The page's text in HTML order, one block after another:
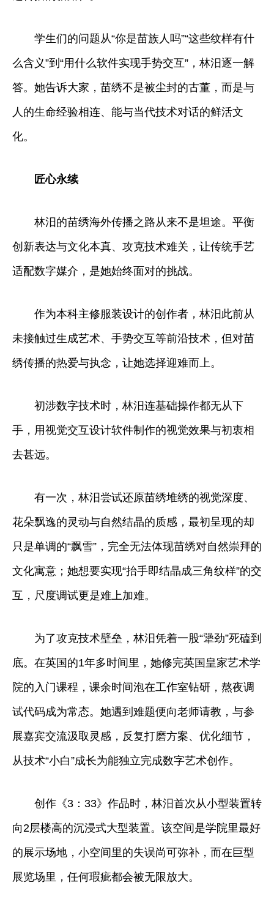
学生们的问题从“你是苗族人吗”“这些纹样有什
么含义”到“用什么软件实现手势交互”，林汨逐一解
答。她告诉大家，苗绣不是被尘封的古董，而是与
人的生命经验相连、能与当代技术对话的鲜活文
化。
匠心永续
林汨的苗绣海外传播之路从来不是坦途。平衡
创新表达与文化本真、攻克技术难关，让传统手艺
适配数字媒介，是她始终面对的挑战。
作为本科主修服装设计的创作者，林汨此前从
未接触过生成艺术、手势交互等前沿技术，但对苗
绣传播的热爱与执念，让她选择迎难而上。
初涉数字技术时，林汨连基础操作都无从下
手，用视觉交互设计软件制作的视觉效果与初衷相
去甚远。
有一次，林汨尝试还原苗绣堆绣的视觉深度、
花朵飘逸的灵动与自然结晶的质感，最初呈现的却
只是单调的“飘雪”，完全无法体现苗绣对自然崇拜的
文化寓意；她想要实现“抬手即结晶成三角纹样”的交
互，尺度调试更是难上加难。
为了攻克技术壁垒，林汨凭着一股“犟劲”死磕到
底。在英国的1年多时间里，她修完英国皇家艺术学
院的入门课程，课余时间泡在工作室钻研，熬夜调
试代码成为常态。她遇到难题便向老师请教，与参
展嘉宾交流汲取灵感，反复打磨方案、优化细节，
从技术“小白”成长为能独立完成数字艺术创作。
创作《3：33》作品时，林汨首次从小型装置转
向2层楼高的沉浸式大型装置。该空间是学院里最好
的展示场地，小空间里的失误尚可弥补，而在巨型
展览场里，任何瑕疵都会被无限放大。